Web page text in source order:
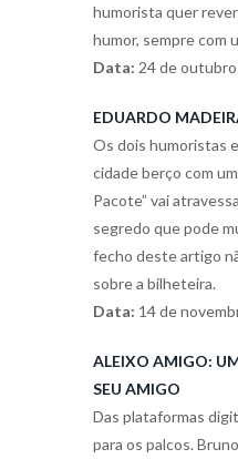
humorista quer
humor, sempre com
Data: 24 de outubro
EDUARDO
Os dois humoristas
cidade berço com
Pacote” vai
segredo que pode
fecho deste artigo
sobre a bilheteira.
Data: 14 de
ALEIXO AMIGO:
SEU AMIGO
Das plataformas
para os palcos.